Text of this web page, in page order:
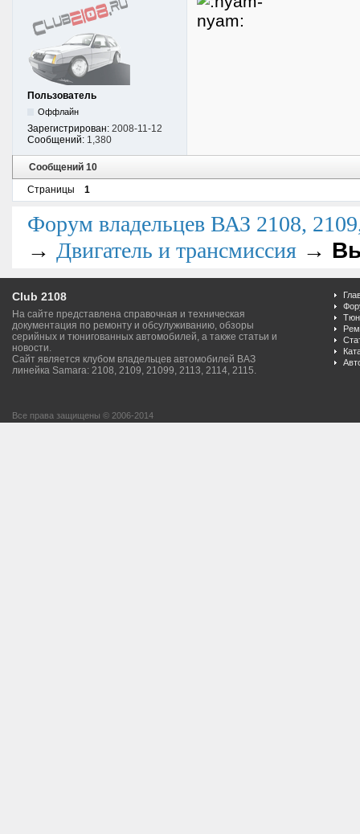
Пользователь
Оффлайн
Зарегистрирован: 2008-11-12
Сообщений: 1,380
Сообщений 10
Страницы
1
Форум владельцев ВАЗ 2108,
→ Двигатель и трансмиссия →
Club 2108
На сайте представлена справочная и техническая
документация по ремонту и обсулуживанию, обзоры
серийных и тюнигованных автомобилей, а также статьи и
новости.
Сайт является клубом владельцев автомобилей ВАЗ
линейка Samara: 2108, 2109, 21099, 2113, 2114, 2115.
Все права защищены © 2006-2014